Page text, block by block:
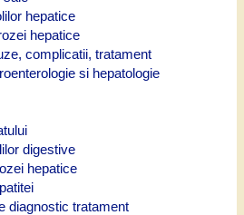
hepatice
hepatice
complicatii, tratament
si hepatologie
digestive
hepatice
diagnostic tratament